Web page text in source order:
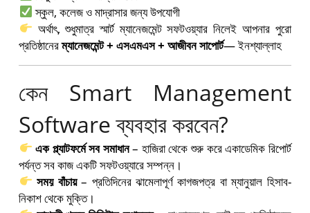
স্কুল, কলেজ ও মাদ্রাসার জন্য উপযোগী
অর্থাৎ, শুধুমাত্র স্মার্ট ম্যানেজমেন্ট সফটওয়্যার নিলেই আপনার পুরো
প্রতিষ্ঠানেরম্যানেজমেন্ট + এসএমএস + আজীবন সাপোর্ট— ইনশ্যাল্লাহ
কেন Smart Management
Software ব্যবহার করবেন?
এক প্ল্যাটফর্মে সব সমাধান– হাজিরা থেকে শুরু করে একাডেমিক রিপোর্ট
পর্যন্ত সব কাজ একটি সফটওয়্যারে সম্পন্ন।
সময় বাঁচায়– প্রতিদিনের ঝামেলাপূর্ণ কাগজপত্র বা ম্যানুয়াল হিসাব-
নিকাশ থেকে মুক্তি।